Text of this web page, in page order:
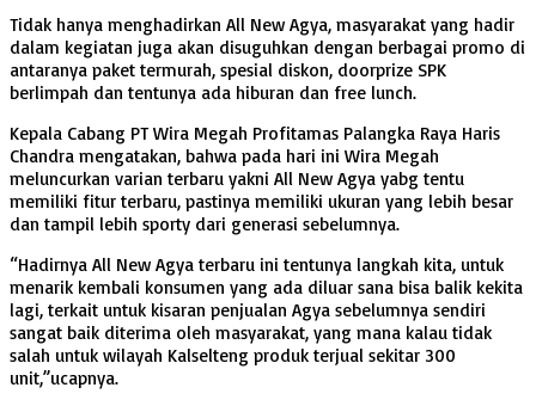
Tidak hanya menghadirkan All New Agya, masyarakat yang hadir
dalam kegiatan juga akan disuguhkan dengan berbagai promo di
antaranya paket termurah, spesial diskon, doorprize SPK
berlimpah dan tentunya ada hiburan dan free lunch.
Kepala Cabang PT Wira Megah Profitamas Palangka Raya Haris
Chandra mengatakan, bahwa pada hari ini Wira Megah
meluncurkan varian terbaru yakni All New Agya yabg tentu
memiliki fitur terbaru, pastinya memiliki ukuran yang lebih besar
dan tampil lebih sporty dari generasi sebelumnya.
“Hadirnya All New Agya terbaru ini tentunya langkah kita, untuk
menarik kembali konsumen yang ada diluar sana bisa balik kekita
lagi, terkait untuk kisaran penjualan Agya sebelumnya sendiri
sangat baik diterima oleh masyarakat, yang mana kalau tidak
salah untuk wilayah Kalselteng produk terjual sekitar 300
unit,”ucapnya.